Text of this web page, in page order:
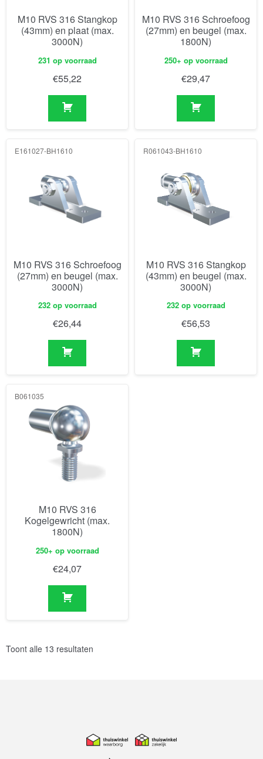
M10 RVS 316 Stangkop
(43mm) en plaat (max.
3000N)
231 op voorraad
€55,22
M10 RVS 316 Schroefoog
(27mm) en beugel (max.
1800N)
250+ op voorraad
€29,47
E161027-BH1610
M10 RVS 316 Schroefoog
(27mm) en beugel (max.
3000N)
232 op voorraad
€26,44
R061043-BH1610
M10 RVS 316 Stangkop
(43mm) en beugel (max.
3000N)
232 op voorraad
€56,53
B061035
M10 RVS 316
Kogelgewricht (max.
1800N)
250+ op voorraad
€24,07
Toont alle 13 resultaten